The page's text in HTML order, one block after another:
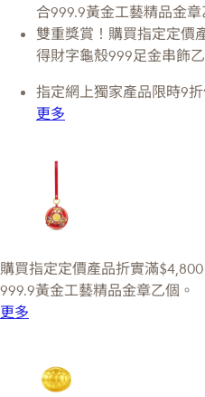
合999.9黃金工藝精品金章
雙重獎賞！購買指定定價
得財字龜殼999足金串飾乙
指定網上獨家產品限時9
更多
購買指定定價產品折實滿
999.9黃金工藝精品金章乙個。
更多